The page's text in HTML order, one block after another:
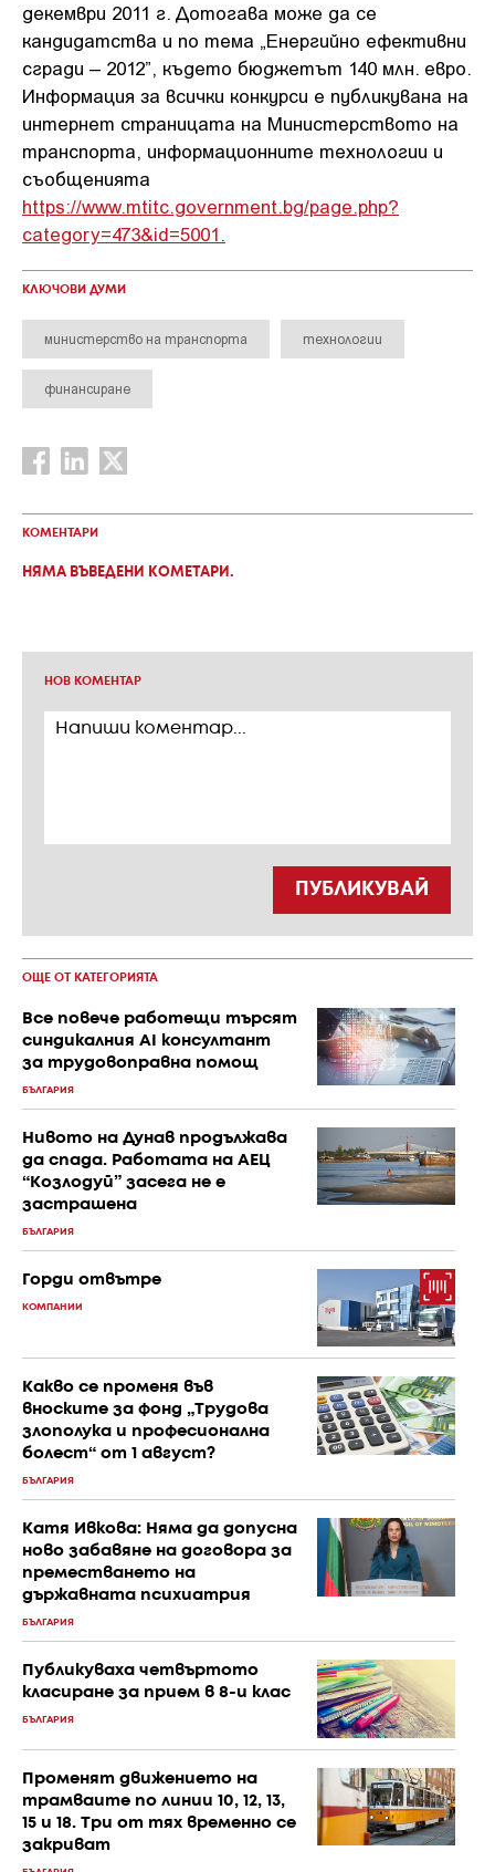
декември 2011 г. Дотогава може да се
кандидатства и по тема „Енергийно ефективни
сгради – 2012”, където бюджетът 140 млн. евро.
Информация за всички конкурси е публикувана на
интернет страницата на Министерството на
транспорта, информационните технологии и
съобщенията
https://www.mtitc.government.bg/page.php?
category=473&id=5001.
КЛЮЧОВИ ДУМИ
министерство на транспорта технологии
финансиране
КОМЕНТАРИ
НЯМА ВЪВЕДЕНИ КОМЕТАРИ.
НОВ КОМЕНТАР
ПУБЛИКУВАЙ
ОЩЕ ОТ КАТЕГОРИЯТА
Все повече работещи търсят
синдикалния AI консултант
за трудовоправна помощ
БЪЛГАРИЯ
Нивото на Дунав продължава
да спада. Работата на АЕЦ
“Козлодуй” засега не е
застрашена
БЪЛГАРИЯ
Горди отвътре
КОМПАНИИ
Какво се променя във
вноските за фонд „Трудова
злополука и професионална
болест“ от 1 август?
БЪЛГАРИЯ
Катя Ивкова: Няма да допусна
ново забавяне на договора за
преместването на
държавната психиатрия
БЪЛГАРИЯ
Публикуваха четвъртото
класиране за прием в 8-и клас
БЪЛГАРИЯ
Променят движението на
трамваите по линии 10, 12, 13,
15 и 18. Три от тях временно се
закриват